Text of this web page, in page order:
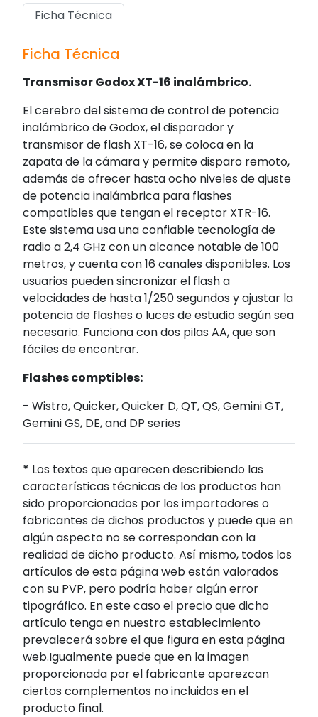
Ficha Técnica
Ficha Técnica
Transmisor Godox XT-16 inalámbrico.
El cerebro del sistema de control de potencia
inalámbrico de Godox, el disparador y
transmisor de flash XT-16, se coloca en la
zapata de la cámara y permite disparo remoto,
además de ofrecer hasta ocho niveles de ajuste
de potencia inalámbrica para flashes
compatibles que tengan el receptor XTR-16.
Este sistema usa una confiable tecnología de
radio a 2,4 GHz con un alcance notable de 100
metros, y cuenta con 16 canales disponibles. Los
usuarios pueden sincronizar el flash a
velocidades de hasta 1/250 segundos y ajustar la
potencia de flashes o luces de estudio según sea
necesario. Funciona con dos pilas AA, que son
fáciles de encontrar.
Flashes comptibles:
- Wistro, Quicker, Quicker D, QT, QS, Gemini GT,
Gemini GS, DE, and DP series
* Los textos que aparecen describiendo las
características técnicas de los productos han
sido proporcionados por los importadores o
fabricantes de dichos productos y puede que en
algún aspecto no se correspondan con la
realidad de dicho producto. Así mismo, todos los
artículos de esta página web están valorados
con su PVP, pero podría haber algún error
tipográfico. En este caso el precio que dicho
artículo tenga en nuestro establecimiento
prevalecerá sobre el que figura en esta página
web.Igualmente puede que en la imagen
proporcionada por el fabricante aparezcan
ciertos complementos no incluidos en el
producto final.